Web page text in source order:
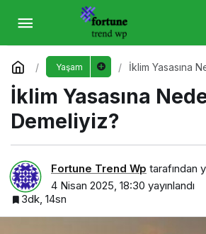
Yaşam
İklim Yasasına
İklim Yasasına
Demeliyiz?
Fortune Trend Wp tarafından
4 Nisan 2025, 18:30 yayınlandı
3dk, 14sn
İklim Yasasına Neden
Yorum Yap